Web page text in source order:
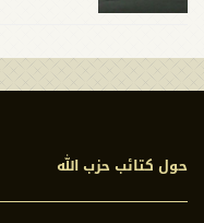
حول كتائب حزب الله